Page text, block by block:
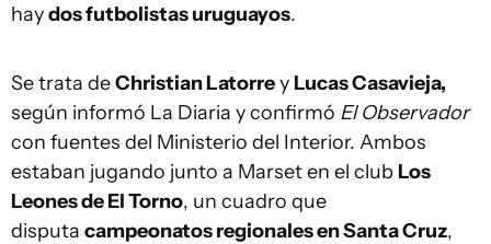
haydos futbolistas uruguayos.
Se trata deChristian Latorrey Lucas Casavieja,
según informó La Diaria y confirmó El Observador
con fuentes del Ministerio del Interior. Ambos
estaban jugando junto a Marset en el club Los
Leones de El Torno, un cuadro que
disputa campeonatos regionales en Santa Cruz,